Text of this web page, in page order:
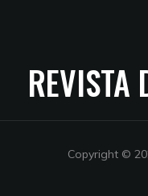
REVISTA
Copyright ©